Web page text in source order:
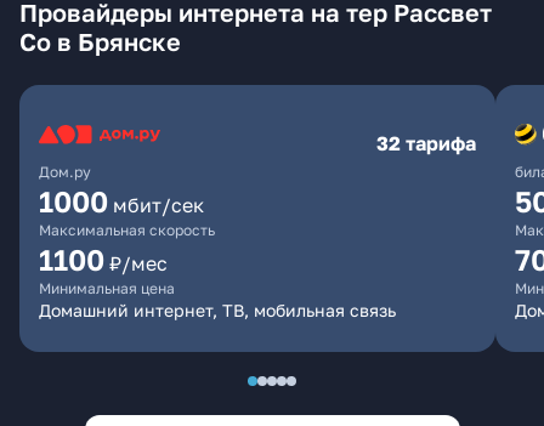
Провайдеры интернета на тер Рассвет
Со в Брянске
Дом.ру
32 тарифа
1000 мбит/сек
Максимальная скорость
1100 ₽/мес
Минимальная цена
Домашний интернет, ТВ, мобильная связь